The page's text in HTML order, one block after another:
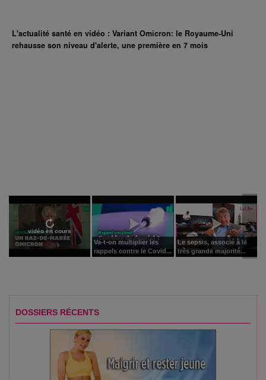
L'actualité santé en vidéo : Variant Omicron: le Royaume-Uni
rehausse son niveau d'alerte, une première en 7 mois
vidéo en cours
Va-t-on multiplier les
rappels contre le Covid...
Le sepsis, associé à la
très grande majorité...
DOSSIERS RÉCENTS